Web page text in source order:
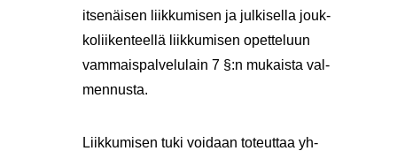
it­se­näi­sen liik­ku­mi­sen ja jul­ki­sel­la jouk­
ko­lii­ken­teel­lä liik­ku­mi­sen opet­te­luun
vam­mais­pal­ve­lu­lain 7 §:n mu­kais­ta val­
men­nus­ta.
Liik­ku­mi­sen tuki voi­daan to­teut­taa yh­